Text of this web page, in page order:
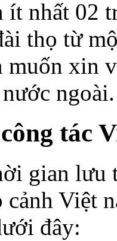
ít nhất 02
thọ từ
muốn xin
ngoài.
tác
gian lưu
cảnh Việt
đây: